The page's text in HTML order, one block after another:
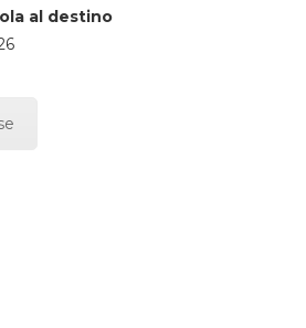
al destino